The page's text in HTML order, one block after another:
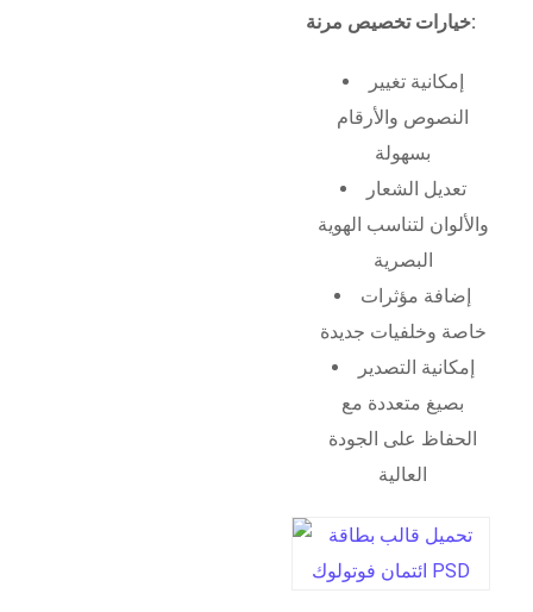
خيارات تخصيص مرنة:
إمكانية تغيير
النصوص والأرقام
بسهولة
تعديل الشعار
والألوان لتناسب الهوية
البصرية
إضافة مؤثرات
خاصة وخلفيات جديدة
إمكانية التصدير
بصيغ متعددة مع
الحفاظ على الجودة
العالية